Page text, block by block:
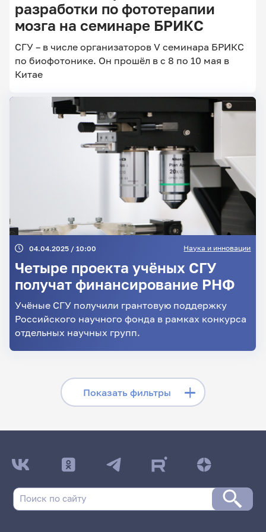
Главные
новости
разработки по фототерапии
мозга на семинаре БРИКС
СГУ – в числе организаторов V семинара БРИКС
по биофотонике. Он прошёл в с 8 по 10 мая в
Китае
04.04.2025 / 10:00 Наука и инновации
Четыре проекта учёных СГУ
получат финансирование РНФ
Учёные СГУ получили грантовую поддержку
Российского научного фонда в рамках конкурса
отдельных научных групп.
Показать фильтры
Скрыть фильтры
Поиск по рубрикам